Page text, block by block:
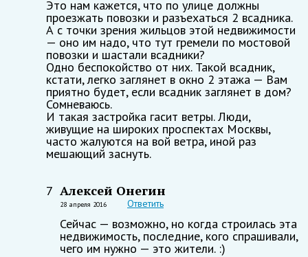
Это нам кажется, что по улице должны
проезжать повозки и разъехаться 2 всадника.
А с точки зрения жильцов этой недвижимости
— оно им надо, что тут гремели по мостовой
повозки и шастали всадники?
Одно беспокойство от них. Такой всадник,
кстати, легко заглянет в окно 2 этажа — Вам
приятно будет, если всадник заглянет в дом?
Сомневаюсь.
И такая застройка гасит ветры. Люди,
живущие на широких проспектах Москвы,
часто жалуются на вой ветра, иной раз
мешающий заснуть.
7 Алексей Онегин
28 апреля 2016 Ответить
Сейчас — возможно, но когда строилась эта
недвижимость, последние, кого спрашивали,
чего им нужно — это жители. :)